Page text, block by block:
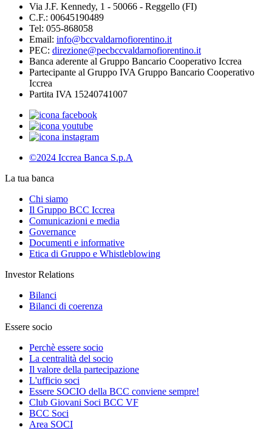
Via J.F. Kennedy, 1 - 50066 - Reggello (FI)
C.F.: 00645190489
Tel: 055-868058
Email: info@bccvaldarnofiorentino.it
PEC: direzione@pecbccvaldarnofiorentino.it
Banca aderente al Gruppo Bancario Cooperativo Iccrea
Partecipante al Gruppo IVA Gruppo Bancario Cooperativo
Iccrea
Partita IVA 15240741007
©2024 Iccrea Banca S.p.A
La tua banca
Chi siamo
Il Gruppo BCC Iccrea
Comunicazioni e media
Governance
Documenti e informative
Etica di Gruppo e Whistleblowing
Investor Relations
Bilanci
Bilanci di coerenza
Essere socio
Perchè essere socio
La centralità del socio
Il valore della partecipazione
L'ufficio soci
Essere SOCIO della BCC conviene sempre!
Club Giovani Soci BCC VF
BCC Soci
Area SOCI